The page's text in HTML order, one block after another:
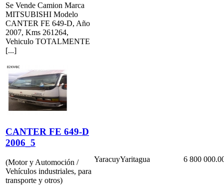
Se Vende Camion Marca
MITSUBISHI Modelo
CANTER FE 649-D, Año
2007, Kms 261264,
Vehiculo TOTALMENTE
[...]
CANTER FE 649-D
2006_5
(Motor y Automoción /
Vehículos industriales, para
transporte y otros)
YaracuyYaritagua 6 800